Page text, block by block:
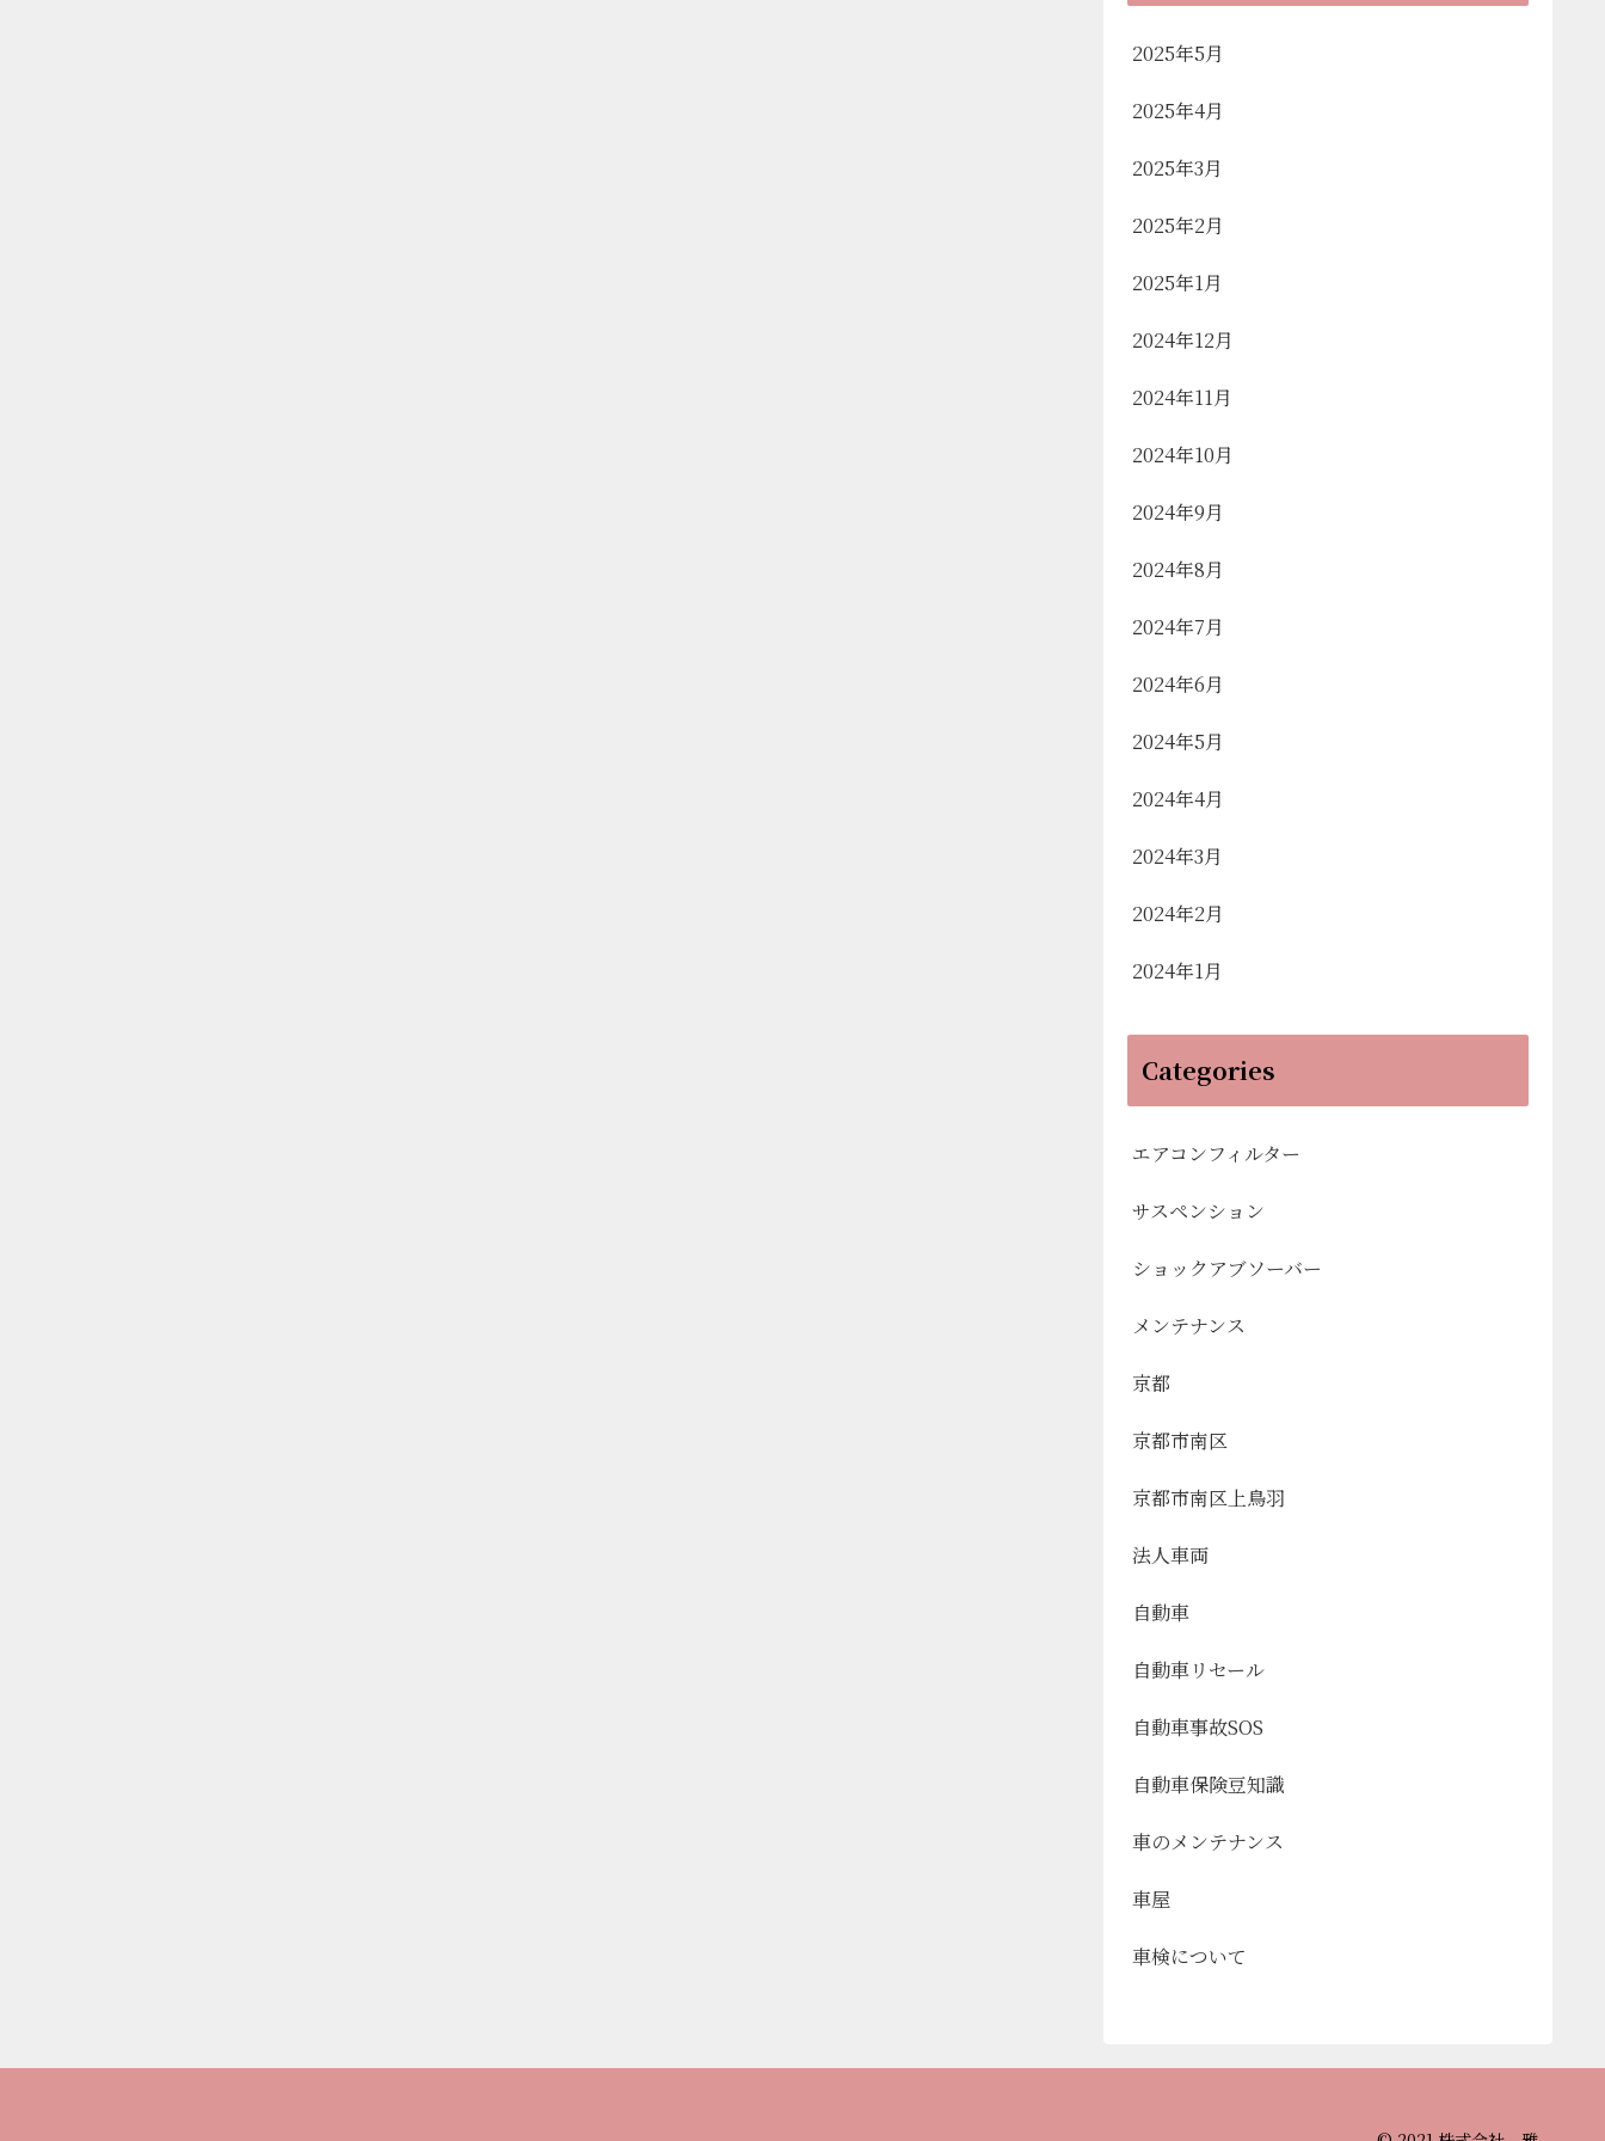
2025年5月
2025年4月
2025年3月
2025年2月
2025年1月
2024年12月
2024年11月
2024年10月
2024年9月
2024年8月
2024年7月
2024年6月
2024年5月
2024年4月
2024年3月
2024年2月
2024年1月
Categories
エアコンフィルター
サスペンション
ショックアブソーバー
メンテナンス
京都
京都市南区
京都市南区上鳥羽
法人車両
自動車
自動車リセール
自動車事故SOS
自動車保険豆知識
車のメンテナンス
車屋
車検について